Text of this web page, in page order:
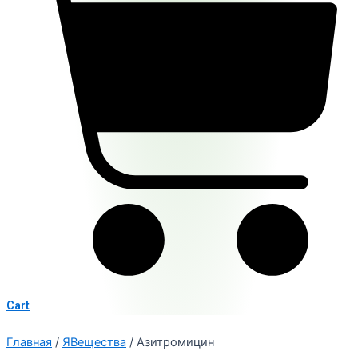
Cart
Главная / ЯВещества / Азитромицин